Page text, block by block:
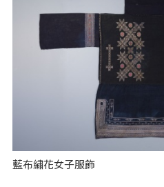
藍布繡花女子服飾